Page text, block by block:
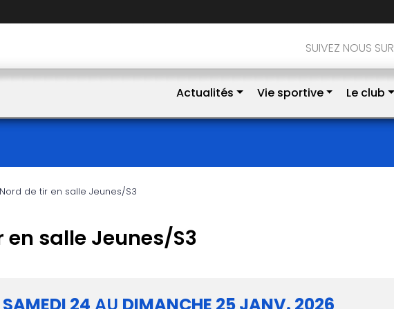
de tir en salle Jeunes/S3
salle Jeunes/S3
SUIVEZ NOUS SUR
Actualités Vie sportive Le club